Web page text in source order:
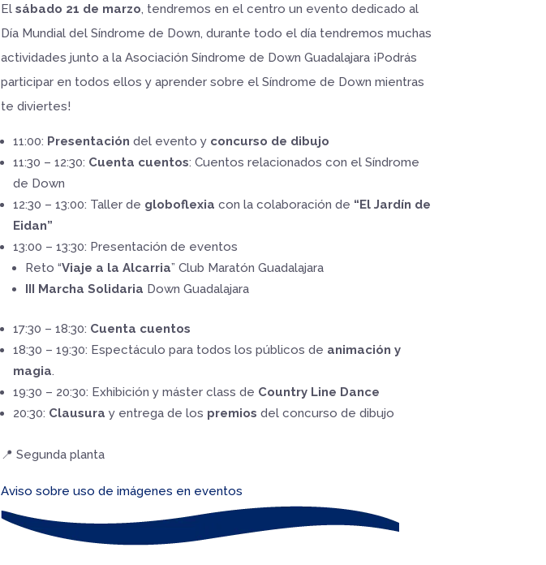
El sábado 21 de marzo, tendremos en el centro un evento dedicado al
Día Mundial del Síndrome de Down, durante todo el día tendremos muchas
actividades junto a la Asociación Síndrome de Down Guadalajara ¡Podrás
participar en todos ellos y aprender sobre el Síndrome de Down mientras
te diviertes!
11:00: Presentación del evento y concurso de dibujo
11:30 – 12:30: Cuenta cuentos: Cuentos relacionados con el Síndrome
de Down
12:30 – 13:00: Taller de globoflexia con la colaboración de “El Jardín de
Eidan”
13:00 – 13:30: Presentación de eventos
Reto “Viaje a la Alcarria” Club Maratón Guadalajara
III Marcha Solidaria Down Guadalajara
17:30 – 18:30: Cuenta cuentos
18:30 – 19:30: Espectáculo para todos los públicos de animación y
magia.
19:30 – 20:30: Exhibición y máster class de Country Line Dance
20:30: Clausura y entrega de los premios del concurso de dibujo
📍 Segunda planta
Aviso sobre uso de imágenes en eventos